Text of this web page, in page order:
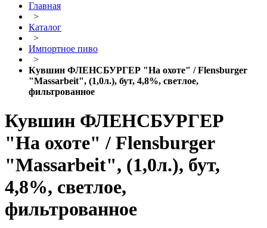
Главная
>
Каталог
>
Импортное пиво
>
Кувшин ФЛЕНСБУРГЕР "На охоте" / Flensburger
"Massarbeit", (1,0л.), бут, 4,8%, светлое,
фильтрованное
Кувшин ФЛЕНСБУРГЕР
"На охоте" / Flensburger
"Massarbeit", (1,0л.), бут,
4,8%, светлое,
фильтрованное